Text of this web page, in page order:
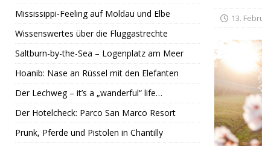
13.
Mississippi-Feeling auf Moldau und Elbe
Wissenswertes über die Fluggastrechte
Saltburn-by-the-Sea – Logenplatz am Meer
Hoanib: Nase an Rüssel mit den Elefanten
Der Lechweg – it’s a „wanderful“ life…
Der Hotelcheck: Parco San Marco Resort
Prunk, Pferde und Pistolen in Chantilly